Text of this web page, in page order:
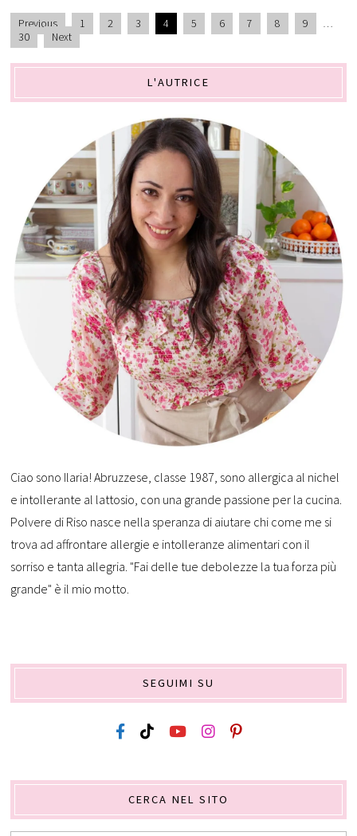
Previous 1 2 3 4 5 6 7 8 9
…
30
Next
L'AUTRICE
Ciao sono Ilaria! Abruzzese, classe 1987, sono allergica al nichel
e intollerante al lattosio, con una grande passione per la cucina.
Polvere di Riso nasce nella speranza di aiutare chi come me si
trova ad affrontare allergie e intolleranze alimentari con il
sorriso e tanta allegria. "Fai delle tue debolezze la tua forza più
grande" è il mio motto.
SEGUIMI SU
CERCA NEL SITO